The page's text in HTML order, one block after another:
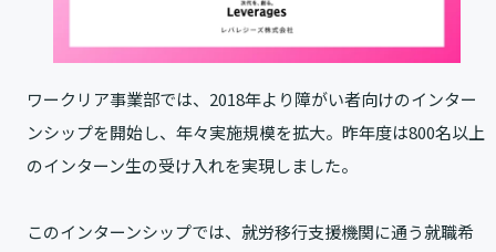
ワークリア事業部では、2018年より障がい者向けのインター
ンシップを開始し、年々実施規模を拡大。昨年度は800名以上
のインターン生の受け入れを実現しました。
このインターンシップでは、就労移行支援機関に通う就職希